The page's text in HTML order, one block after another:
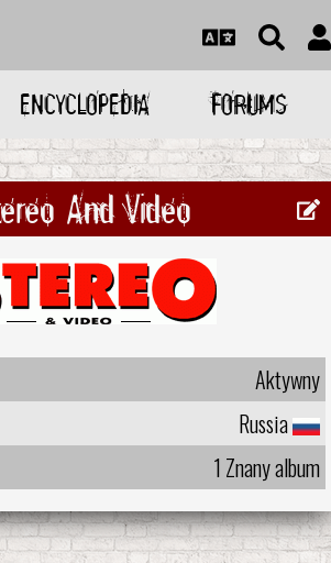
ENCYCLOPEDIA FORUMS
And Video
Aktywny
Russia
1 Znany album